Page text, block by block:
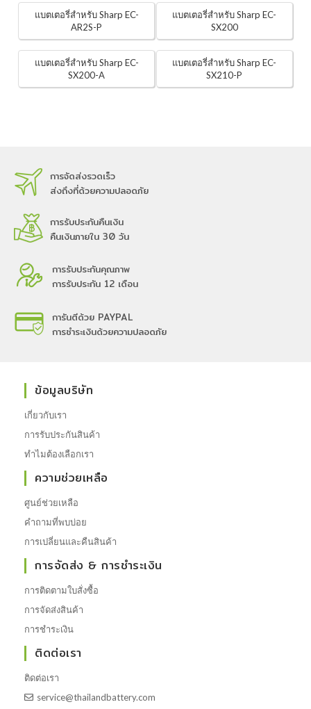
แบตเตอรี่สำหรับ Sharp EC-
AR2S-P
แบตเตอรี่สำหรับ Sharp EC-
SX200
แบตเตอรี่สำหรับ Sharp EC-
SX200-A
แบตเตอรี่สำหรับ Sharp EC-
SX210-P
การจัดส่งรวดเร็ว
ส่งถึงที่ด้วยความปลอดภัย
การรับประกันคืนเงิน
คืนเงินภายใน 30 วัน
การรับประกันคุณภาพ
การรับประกัน 12 เดือน
การันตีด้วย PAYPAL
การชำระเงินด้วยความปลอดภัย
ข้อมูลบริษัท
เกี่ยวกับเรา
การรับประกันสินค้า
ทำไมต้องเลือกเรา
ความช่วยเหลือ
ศูนย์ช่วยเหลือ
คำถามที่พบบ่อย
การเปลี่ยนและคืนสินค้า
การจัดส่ง & การชำระเงิน
การติดตามใบสั่งซื้อ
การจัดส่งสินค้า
การชำระเงิน
ติดต่อเรา
ติดต่อเรา
service@thailandbattery.com